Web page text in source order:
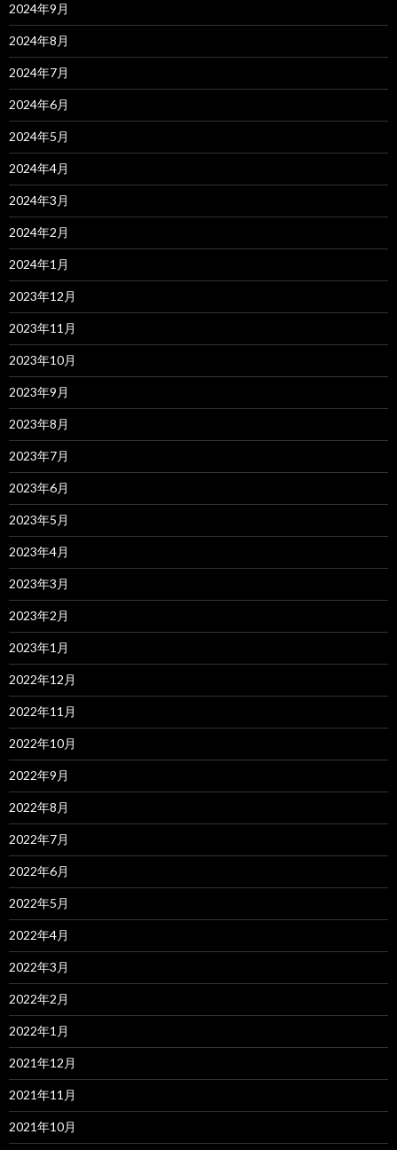
2024年9月
2024年8月
2024年7月
2024年6月
2024年5月
2024年4月
2024年3月
2024年2月
2024年1月
2023年12月
2023年11月
2023年10月
2023年9月
2023年8月
2023年7月
2023年6月
2023年5月
2023年4月
2023年3月
2023年2月
2023年1月
2022年12月
2022年11月
2022年10月
2022年9月
2022年8月
2022年7月
2022年6月
2022年5月
2022年4月
2022年3月
2022年2月
2022年1月
2021年12月
2021年11月
2021年10月